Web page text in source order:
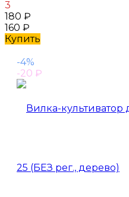
3
180 ₽
160 ₽
Купить
-4%
-20 ₽